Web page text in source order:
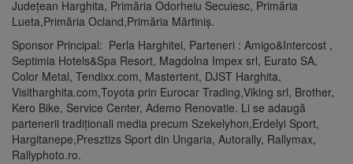
Județean Harghita, Primăria Odorheiu Secuiesc, Primăria
Lueta,Primăria Ocland,Primăria Mărtiniș.
Sponsor Principal: Perla Harghitei, Parteneri : Amigo&Intercost ,
Septimia Hotels&Spa Resort, Magdolna Impex srl, Eurato SA,
Color Metal, Tendixx.com, Mastertent, DJST Harghita,
Visitharghita.com,Toyota prin Eurocar Trading,Viking srl, Brother,
Kero Bike, Service Center, Ademo Renovatie. Li se adaugă
partenerii tradiționali media precum Szekelyhon,Erdelyi Sport,
Hargitanepe,Presztizs Sport din Ungaria, Autorally, Rallymax,
Rallyphoto.ro.